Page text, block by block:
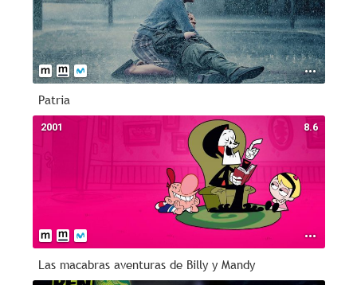
Patria
8.6
2001
Las macabras aventuras de Billy y Mandy